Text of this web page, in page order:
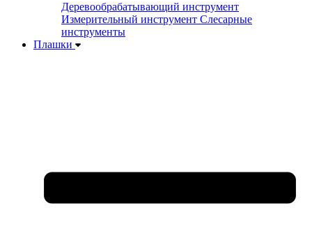
Деревообрабатывающий инструмент
Измерительный инструмент Слесарные
инструменты
Плашки